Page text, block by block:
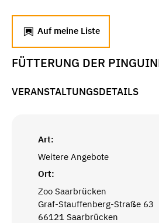
Auf meine Liste
FÜTTERUNG DER
VERANSTALTUNGSDETAILS
Art:
Weitere Angebote
Ort:
Zoo Saarbrücken
Graf-Stauffenberg-Straße 63
66121 Saarbrücken